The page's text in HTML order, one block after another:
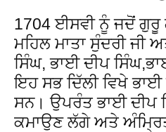
1704 ਈਸਵੀ ਨੂੰ ਜਦੋਂ ਗੁਰੂ
ਮਹਿਲ ਮਾਤਾ ਸੁੰਦਰੀ ਜੀ
ਸਿੰਘ, ਭਾਈ ਦੀਪ
ਇਹ ਸਭ ਦਿੱਲੀ ਵਿਖੇ
ਸਨ। ਉਪਰੰਤ ਭਾਈ ਦੀਪ
ਕਮਾਉਣ ਲੱਗੇ ਅਤੇ